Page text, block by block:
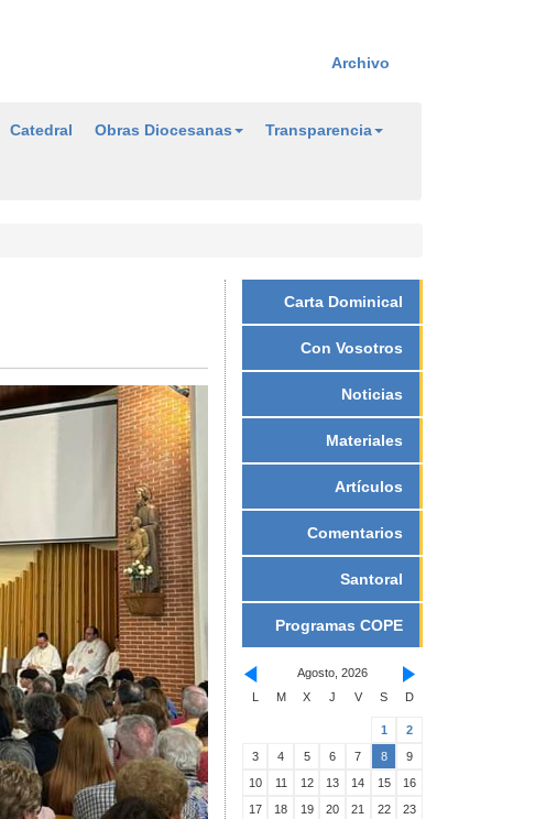
Archivo
Catedral Obras Diocesanas Transparencia
Carta Dominical
Con Vosotros
Noticias
Materiales
Artículos
Comentarios
Santoral
Programas COPE
Agosto, 2026
L
M X J V S D
1
2
3
4 5 6 7 8
9
10
11 12 13 14 15
16
17
18 19 20 21 22
23